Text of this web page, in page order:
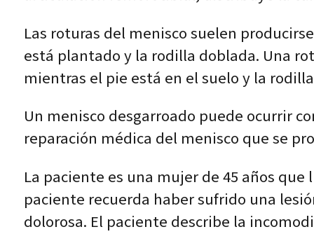
Las roturas del menisco suelen
está plantado y la rodilla doblada. Una
mientras el pie está en el suelo y la
Un menisco desgarroado puede ocurrir
reparación médica del menisco que se
La paciente es una mujer de 45 años
paciente recuerda haber sufrido una
dolorosa. El paciente describe la